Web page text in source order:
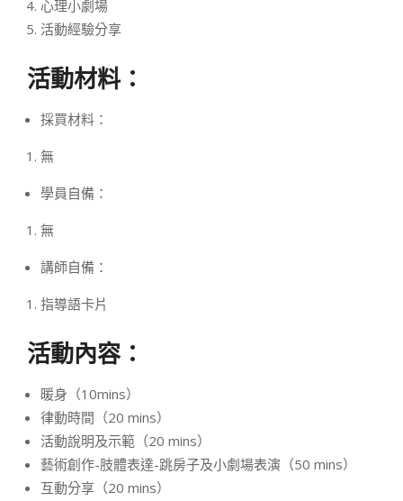
心理小劇場
活動經驗分享
活動材料：
採買材料：
無
學員自備：
無
講師自備：
指導語卡片
活動內容：
暖身（10mins）
律動時間（20 mins）
活動說明及示範（20 mins）
藝術創作-肢體表達-跳房子及小劇場表演（50 mins）
互動分享（20 mins）